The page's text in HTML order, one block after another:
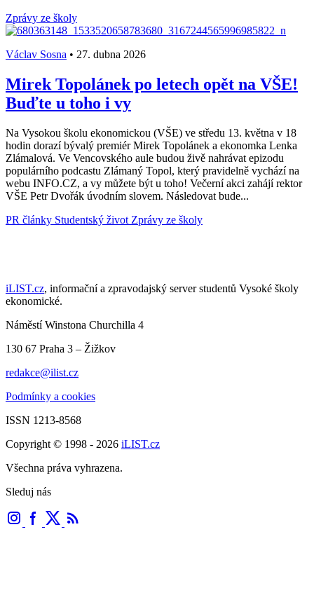
Zprávy ze školy
Václav Sosna • 27. dubna 2026
Mirek Topolánek po letech opět na VŠE!
Buďte u toho i vy
Na Vysokou školu ekonomickou (VŠE) ve středu 13. května v 18
hodin dorazí bývalý premiér Mirek Topolánek a ekonomka Lenka
Zlámalová. Ve Vencovského aule budou živě nahrávat epizodu
populárního podcastu Zlámaný Topol, který pravidelně vychází na
webu INFO.CZ, a vy můžete být u toho! Večerní akci zahájí rektor
VŠE Petr Dvořák úvodním slovem. Následovat bude...
PR články Studentský život Zprávy ze školy
iLIST.cz, informační a zpravodajský server studentů Vysoké školy
ekonomické.
Náměstí Winstona Churchilla 4
130 67 Praha 3 – Žižkov
redakce@ilist.cz
Podmínky a cookies
ISSN 1213-8568
Copyright © 1998 - 2026 iLIST.cz
Všechna práva vyhrazena.
Sleduj nás